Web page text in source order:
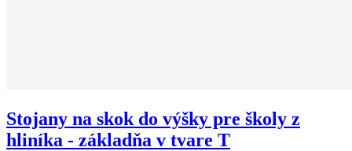
Stojany na skok do výšky pre školy z
hliníka - základňa v tvare T